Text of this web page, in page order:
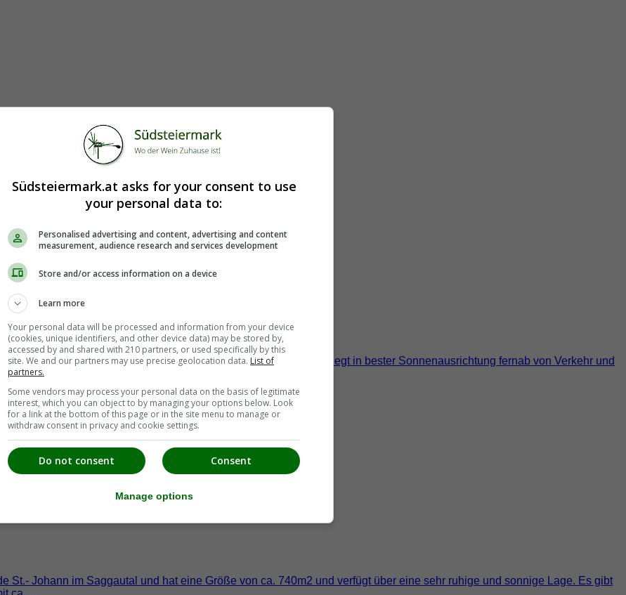
Weinstraße mit einer Grundfläche von rund 6,1ha. Die Hofstelle liegt in bester Sonnenausrichtung fernab von Verkehr und
St.- Johann im Saggautal und hat eine Größe von ca. 740m2 und verfügt über eine sehr ruhige und sonnige Lage. Es gibt
Südsteiermark.at asks for your consent to use
your personal data to:
Personalised advertising and content, advertising and content
measurement, audience research and services development
Store and/or access information on a device
Learn more
Your personal data will be processed and information from your device
(cookies, unique identifiers, and other device data) may be stored by,
accessed by and shared with 210 partners, or used specifically by this
site. We and our partners may use precise geolocation data. List of
partners.
Some vendors may process your personal data on the basis of legitimate
interest, which you can object to by managing your options below. Look
for a link at the bottom of this page or in the site menu to manage or
withdraw consent in privacy and cookie settings.
Consent
Do not consent
Manage options